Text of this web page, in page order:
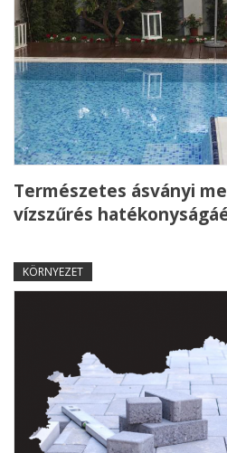
Természetes ásványi
vízszűrés
KÖRNYEZET